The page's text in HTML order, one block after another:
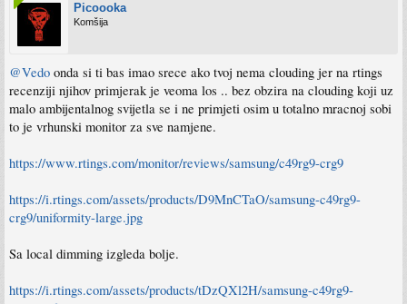
Picoooka
Komšija
@Vedo onda si ti bas imao srece ako tvoj nema clouding jer na rtings
recenziji njihov primjerak je veoma los .. bez obzira na clouding koji uz
malo ambijentalnog svijetla se i ne primjeti osim u totalno mracnoj sobi
to je vrhunski monitor za sve namjene.
https://www.rtings.com/monitor/reviews/samsung/c49rg9-crg9
https://i.rtings.com/assets/products/D9MnCTaO/samsung-c49rg9-
crg9/uniformity-large.jpg
Sa local dimming izgleda bolje.
https://i.rtings.com/assets/products/tDzQXl2H/samsung-c49rg9-